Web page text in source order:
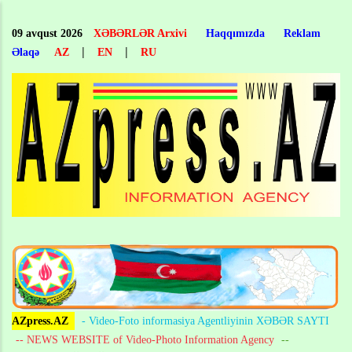
main
content
09 avqust 2026 XƏBƏRLƏR Arxivi Haqqımızda
Reklam
Əlaqə
AZ | EN | RU
AZpress.AZ
- Video-Foto informasiya Agentliyinin XƏBƏR SAYTI
-- NEWS WEBSITE of Video-Photo Information Agency --